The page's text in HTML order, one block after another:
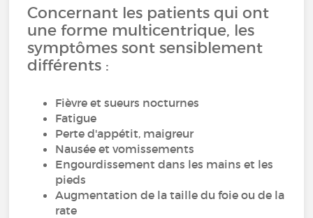
Concernant les patients qui ont
une forme multicentrique, les
symptômes sont sensiblement
différents :
Fièvre et sueurs nocturnes
Fatigue
Perte d'appétit, maigreur
Nausée et vomissements
Engourdissement dans les mains et les
pieds
Augmentation de la taille du foie ou de la
rate